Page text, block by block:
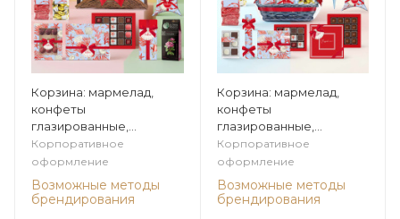
Корзина: мармелад,
конфеты
глазированные,
конфеты ручной
работы, шоколадные
конфеты "Ассорти", чай
из коллекции
Жемчужная
Корпоративное
оформление
Возможные методы
брендирования
Корзина: мармелад,
конфеты
глазированные,
конфеты ручной
работы, шоколадные
конфеты "Ассорти" из
коллекции Жемчужная
Корпоративное
оформление
Возможные методы
брендирования